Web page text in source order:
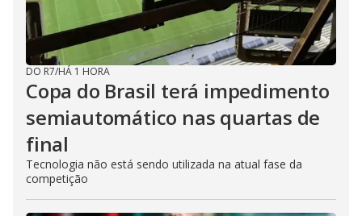
DO R7/HÁ 1 HORA
Copa do Brasil terá impedimento
semiautomático nas quartas de
final
Tecnologia não está sendo utilizada na atual fase da
competição